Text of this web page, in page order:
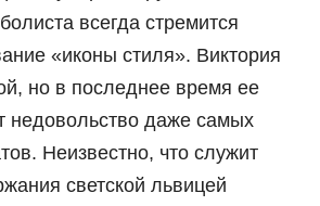
всегда стремится
«иконы стиля». Виктория
но в последнее время ее
недовольство даже самых
Неизвестно, что служит
светской львицей